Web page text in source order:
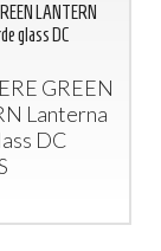
LANTERN
glass DC
GREEN
Lanterna
DC